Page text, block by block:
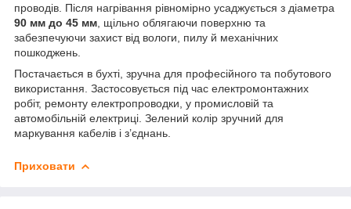
проводів. Після нагрівання рівномірно усаджується з діаметра
90 мм до 45 мм , щільно облягаючи поверхню та
забезпечуючи захист від вологи, пилу й механічних
пошкоджень.
Постачається в бухті, зручна для професійного та побутового
використання. Застосовується під час електромонтажних
робіт, ремонту електропроводки, у промисловій та
автомобільній електриці. Зелений колір зручний для
маркування кабелів і з’єднань.
Приховати